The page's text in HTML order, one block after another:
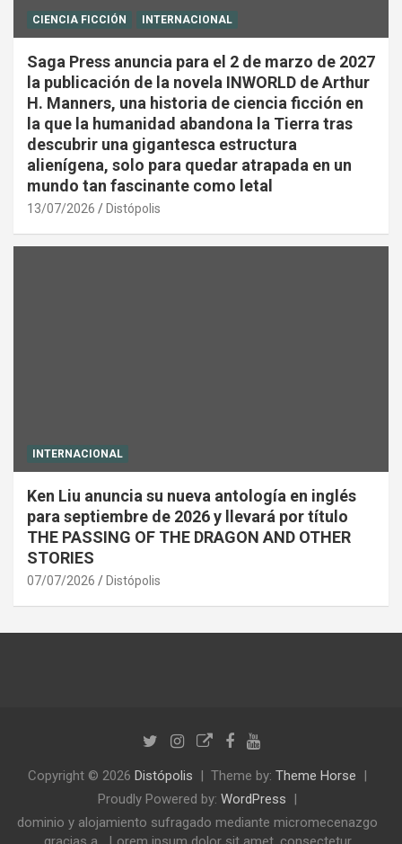
CIENCIA FICCIÓN INTERNACIONAL
Saga Press anuncia para el 2 de marzo de 2027
la publicación de la novela INWORLD de Arthur
H. Manners, una historia de ciencia ficción en
la que la humanidad abandona la Tierra tras
descubrir una gigantesca estructura
alienígena, solo para quedar atrapada en un
mundo tan fascinante como letal
13/07/2026 Distópolis
INTERNACIONAL
Ken Liu anuncia su nueva antología en inglés
para septiembre de 2026 y llevará por título
THE PASSING OF THE DRAGON AND OTHER
STORIES
07/07/2026 Distópolis
Copyright © 2026 Distópolis Theme by: Theme Horse
Proudly Powered by: WordPress
dominio y alojamiento sufragado mediante micromecenazgo